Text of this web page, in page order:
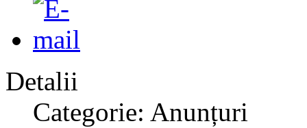
Detalii
Categorie: Anunțuri